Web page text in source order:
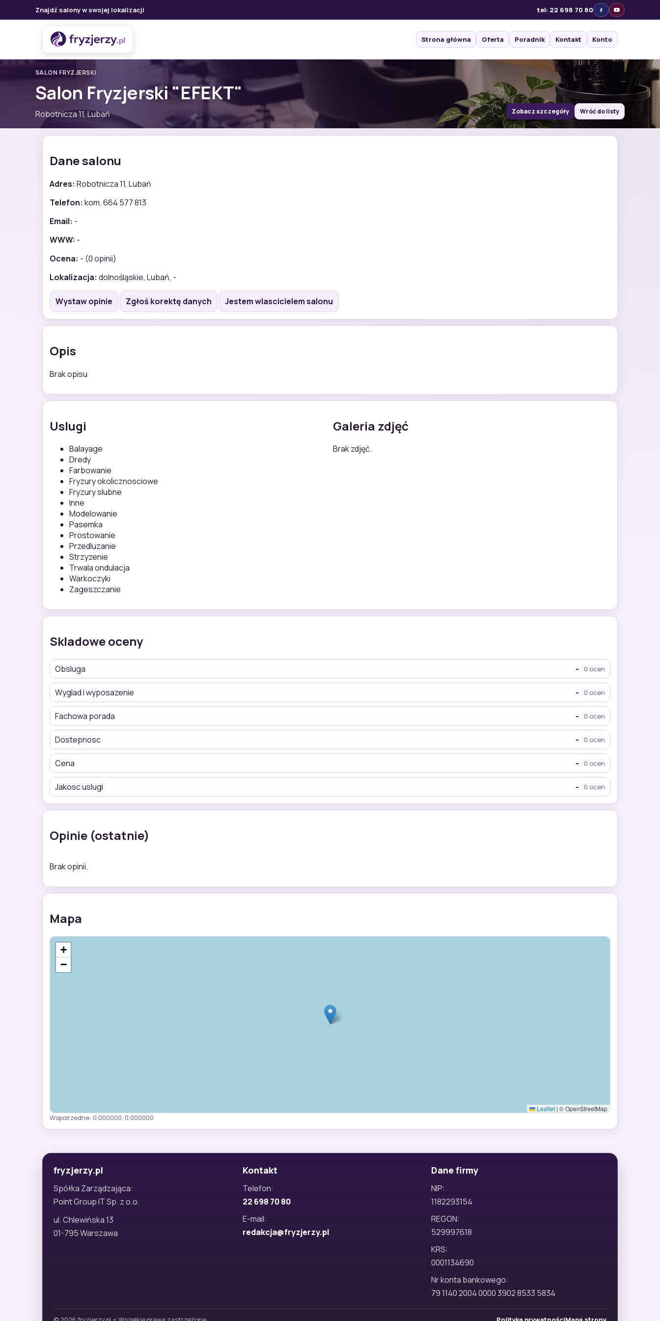
Znajdź salony w swojej lokalizacji tel: 22 698 70 80
Strona główna Oferta Poradnik Kontakt Konto
SALON FRYZJERSKI
Salon Fryzjerski "EFEKT"
Robotnicza 11, Lubań Zobacz szczegóły Wróć do listy
Dane salonu
Adres: Robotnicza 11, Lubań
Telefon: kom. 664 577 813
Email: -
WWW: -
Ocena: - (0 opinii)
Lokalizacja: dolnośląskie, Lubań, -
Wystaw opinie Zgłoś korektę danych Jestem wlascicielem salonu
Opis
Brak opisu
Uslugi
Balayage
Dredy
Farbowanie
Fryzury okolicznosciowe
Fryzury slubne
Inne
Modelowanie
Pasemka
Prostowanie
Przedluzanie
Strzyzenie
Trwala ondulacja
Warkoczyki
Zageszczanie
Galeria zdjęć
Brak zdjęć.
Skladowe oceny
Obsluga - 0 ocen
Wyglad i wyposazenie - 0 ocen
Fachowa porada - 0 ocen
Dostepnosc - 0 ocen
Cena - 0 ocen
Jakosc uslugi - 0 ocen
Opinie (ostatnie)
Brak opinii.
Mapa
+
−
Leaflet | © OpenStreetMap
Wspolrzedne: 0.000000, 0.000000
fryzjerzy.pl
Spółka Zarządzająca:
Point Group IT Sp. z o.o.
ul. Chlewińska 13
01-795 Warszawa
Kontakt
Telefon:
22 698 70 80
E-mail:
redakcja@fryzjerzy.pl
Dane firmy
NIP:
1182293154
REGON:
529997618
KRS:
0001134690
Nr konta bankowego:
79 1140 2004 0000 3902 8533 5834